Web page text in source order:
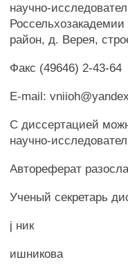
научно-
район, д. Верея,
Факс (49646) 2-43-64
E-mail:
С диссертацией
научно-
Автореферат
Ученый секретарь
j ник
ишникова